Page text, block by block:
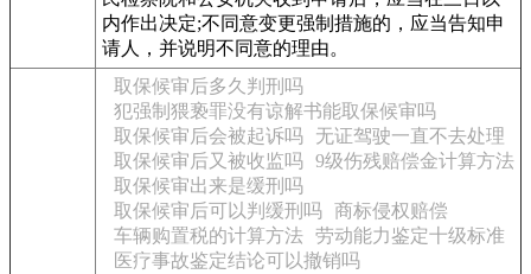
内作出决定;不同意变更强制措施的，应当告知申
请人，并说明不同意的理由。
取保候审后多久判刑吗
犯强制猥亵罪没有谅解书能取保候审吗
取保候审后会被起诉吗
无证驾驶一直不去处理
取保候审后又被收监吗 9级伤残赔偿金计算方法
取保候审出来是缓刑吗
取保候审后可以判缓刑吗 商标侵权赔偿
车辆购置税的计算方法 劳动能力鉴定十级标准
医疗事故鉴定结论可以撤销吗